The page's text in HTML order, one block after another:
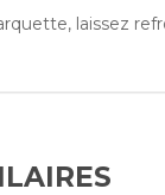
laissez